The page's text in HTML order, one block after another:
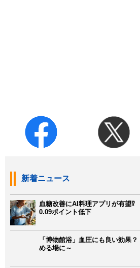
新着ニュース
血糖改善にAI料理アプリが有望
0.09ポイント低下
「博物館浴」血圧にも良い効果
める場に～